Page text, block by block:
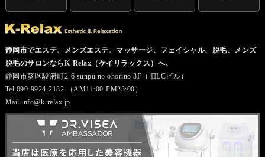
静岡市でエステ、メンズエステ、マッサージ、フェイシャル、脱毛、メンズ
脱毛のサロンならK-Relax（ケイリラックス）へ。
静岡市葵区駿府町2-6 sunpu no ohorino 3F（旧LCビル）
Tel.090-9924-2182 （AM11:00-PM23:00）
Mail.info@k-relax.jp